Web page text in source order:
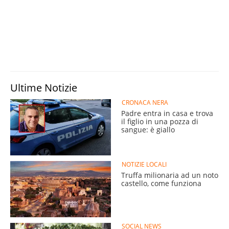
Ultime Notizie
CRONACA NERA
Padre entra in casa e trova
il figlio in una pozza di
sangue: è giallo
NOTIZIE LOCALI
Truffa milionaria ad un noto
castello, come funziona
SOCIAL NEWS